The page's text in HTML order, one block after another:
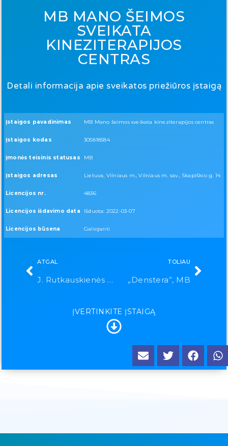
MB MANO ŠEIMOS
SVEIKATA
KINEZITERAPIJOS
CENTRAS
Detali informacija apie sveikatos priežiūros įstaigą
Įstaigos pavadinimas MB Mano šeimos sveikata kineziterapijos centras
Įstaigos kodas 305818584
Įmonės teisinis statusas MB
Įstaigos adresas Lietuva, Vilniaus m., Vilniaus m. sav., Skapiškio g. 14
Licencijos nr. 4836
Licencijos išdavimo data Išduota: 2022-03-07
Licencijos būsena Galiojanti
ATGAL
J. Rutkauskienės stomatologijos kabinetas
TOLIAU
„Denstera”, MB
ĮVERTINKITE ĮSTAIGĄ